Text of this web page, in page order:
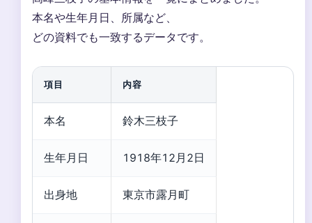
本名や生年月日、所属など、
どの資料でも一致するデータです。
項目 内容
本名 鈴木三枝子
生年月日 1918年12月2日
出身地 東京市露月町